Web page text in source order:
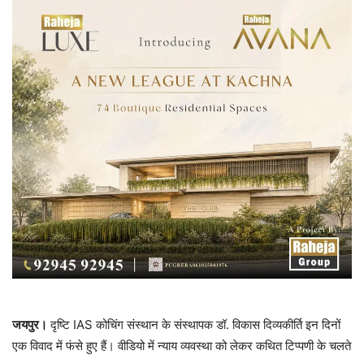
जयपुर। दृष्टि IAS कोचिंग संस्थान के संस्थापक डॉ. विकास दिव्यकीर्ति इन दिनों
एक विवाद में फंसे हुए हैं। वीडियो में न्याय व्यवस्था को लेकर कथित टिप्पणी के चलते